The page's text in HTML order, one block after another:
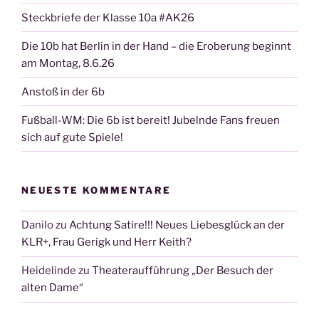
Steckbriefe der Klasse 10a #AK26
Die 10b hat Berlin in der Hand – die Eroberung beginnt
am Montag, 8.6.26
Anstoß in der 6b
Fußball-WM: Die 6b ist bereit! Jubelnde Fans freuen
sich auf gute Spiele!
NEUESTE KOMMENTARE
Danilozu Achtung Satire!!! Neues Liebesglück an der
KLR+, Frau Gerigk und Herr Keith?
Heidelinde zu Theateraufführung „Der Besuch der
alten Dame“